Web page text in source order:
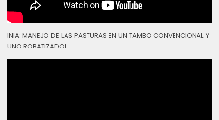
INIA: MANEJO DE LAS PASTURAS EN UN TAMBO CONVENCIONAL Y
UNO ROBATIZADOL